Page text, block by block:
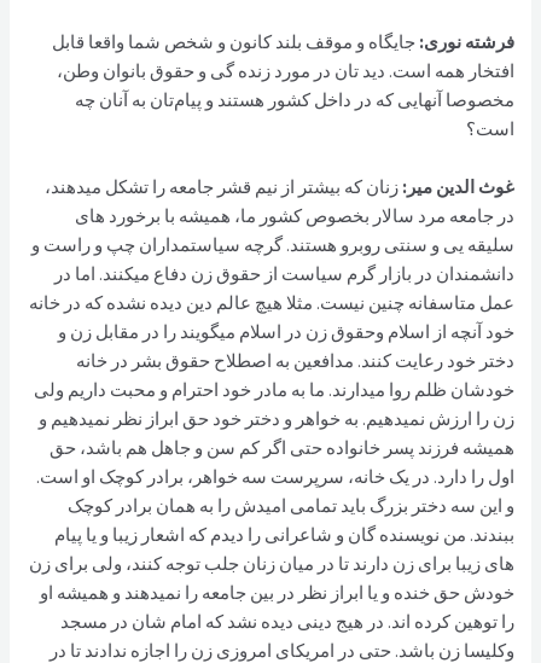
فرشته نوری: جایگاه و موقف بلند کانون و شخص شما واقعا قابل
افتخار همه است. دید تان در مورد زنده گی و حقوق بانوان وطن،
مخصوصا آنهایی که در داخل کشور هستند و پیام‌تان به آنان چه
است؟
غوث الدین مير:زنان که بیشتر از نیم قشر جامعه را تشکل میدهند،
در جامعه مرد سالار بخصوص کشور ما، همیشه با برخورد های
سلیقه يی و سنتی روبرو هستند. گرچه سیاستمداران چپ و راست و
دانشمندان در بازار گرم سیاست از حقوق زن دفاع میکنند. اما در
عمل متاسفانه چنین نیست. مثلا هیچ عالم دین دیده نشده که در خانه
خود آنچه از اسلام وحقوق زن در اسلام میگویند را در مقابل زن و
دختر خود رعایت کنند. مدافعین به اصطلاح حقوق بشر در خانه
خودشان ظلم روا میدارند. ما به مادر خود احترام و محبت داریم ولی
زن را ارزش نمیدهیم. به خواهر و دختر خود حق ابراز نظر نمیدهیم و
همیشه فرزند پسر خانواده حتی اگر کم سن و جاهل هم باشد، حق
اول را دارد. در یک خانه، سرپرست سه خواهر، برادر کوچک او است.
و این سه دختر بزرگ باید تمامی امیدش را به همان برادر کوچک
ببندند. من نویسنده گان و شاعرانی را دیدم که اشعار زیبا و یا پیام
های زیبا برای زن دارند تا در میان زنان جلب توجه کنند، ولی برای زن
خودش حق خنده و یا ابراز نظر در بین جامعه را نمیدهند و همیشه او
را توهین کرده اند. در هیج دینی دیده نشد که امام شان در مسجد
وکلیسا زن باشد. حتی در امریکای امروزی زن را اجازه ندادند تا در